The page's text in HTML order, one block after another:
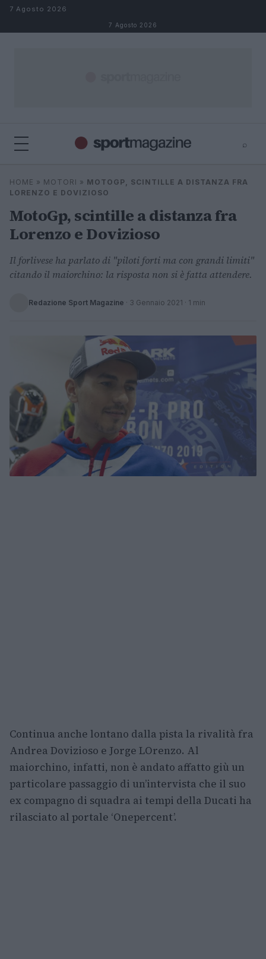
Salta al contenuto
7 Agosto 2026
7 Agosto 2026
⌕
Cerca
⌕ ×
HOME » MOTORI » MOTOGP, SCINTILLE A DISTANZA FRA
LORENZO E DOVIZIOSO
MotoGp, scintille a distanza fra
Lorenzo e Dovizioso
Il forlivese ha parlato di "piloti forti ma con grandi limiti"
citando il maiorchino: la risposta non si è fatta attendere.
Redazione Sport Magazine · 3 Gennaio 2021 · 1 min
Continua anche lontano dalla pista la rivalità fra
Andrea Dovizioso e Jorge LOrenzo. Al
maiorchino, infatti, non è andato affatto giù un
particolare passaggio di un’intervista che il suo
ex compagno di squadra ai tempi della Ducati ha
rilasciato al portale ‘Onepercent’.